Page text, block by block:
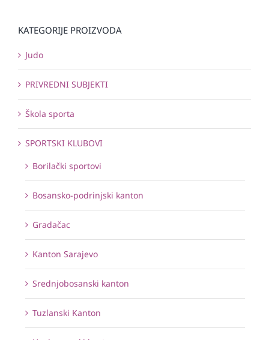
KATEGORIJE PROIZVODA
Judo
PRIVREDNI SUBJEKTI
Škola sporta
SPORTSKI KLUBOVI
Borilački sportovi
Bosansko-podrinjski kanton
Gradačac
Kanton Sarajevo
Srednjobosanski kanton
Tuzlanski Kanton